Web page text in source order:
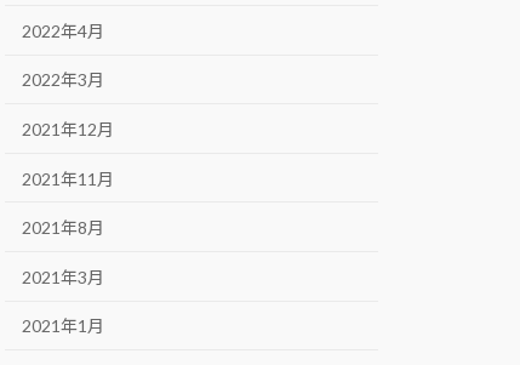
2022年4月
2022年3月
2021年12月
2021年11月
2021年8月
2021年3月
2021年1月